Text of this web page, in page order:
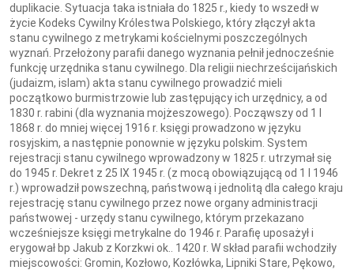
duplikacie. Sytuacja taka istniała do 1825 r., kiedy to wszedł w
życie Kodeks Cywilny Królestwa Polskiego, który złączył akta
stanu cywilnego z metrykami kościelnymi poszczególnych
wyznań. Przełożony parafii danego wyznania pełnił jednocześnie
funkcję urzędnika stanu cywilnego. Dla religii niechrześcijańskich
(judaizm, islam) akta stanu cywilnego prowadzić mieli
początkowo burmistrzowie lub zastępujący ich urzędnicy, a od
1830 r. rabini (dla wyznania mojżeszowego). Począwszy od 1 I
1868 r. do mniej więcej 1916 r. księgi prowadzono w języku
rosyjskim, a następnie ponownie w języku polskim. System
rejestracji stanu cywilnego wprowadzony w 1825 r. utrzymał się
do 1945 r. Dekret z 25 IX 1945 r. (z mocą obowiązującą od 1 I 1946
r.) wprowadził powszechną, państwową i jednolitą dla całego kraju
rejestrację stanu cywilnego przez nowe organy administracji
państwowej - urzędy stanu cywilnego, którym przekazano
wcześniejsze księgi metrykalne do 1946 r. Parafię uposażył i
erygował bp Jakub z Korzkwi ok.. 1420 r. W skład parafii wchodziły
miejscowości: Gromin, Kozłowo, Kozłówka, Lipniki Stare, Pękowo,